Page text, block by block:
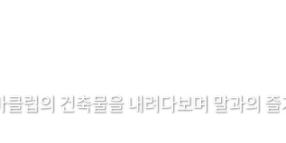
럽의 건축물을 내려다보며 말과의